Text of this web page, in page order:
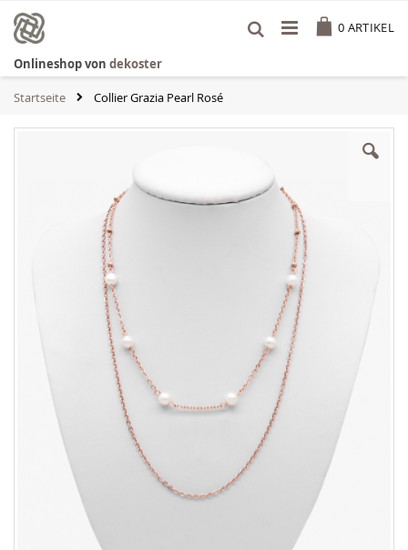
Inhalt
springen
0 ARTIKEL
Onlineshop von dekoster
Startseite Collier Grazia Pearl Rosé